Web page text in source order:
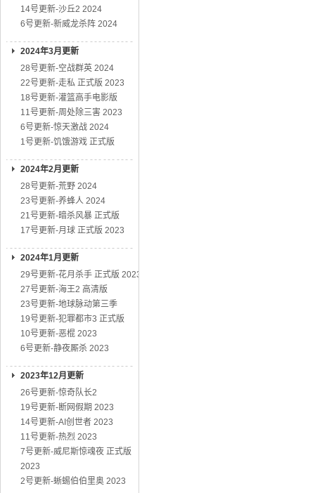
14号更新-沙丘2 2024
6号更新-新威龙杀阵 2024
2024年3月更新
28号更新-空战群英 2024
22号更新-走私 正式版 2023
18号更新-灌篮高手电影版
11号更新-周处除三害 2023
6号更新-惊天激战 2024
1号更新-饥饿游戏 正式版
2024年2月更新
28号更新-荒野 2024
23号更新-养蜂人 2024
21号更新-暗杀风暴 正式版
17号更新-月球 正式版 2023
2024年1月更新
29号更新-花月杀手 正式版 2023
27号更新-海王2 高清版
23号更新-地球脉动第三季
19号更新-犯罪都市3 正式版
10号更新-恶棍 2023
6号更新-静夜厮杀 2023
2023年12月更新
26号更新-惊奇队长2
19号更新-断网假期 2023
14号更新-AI创世者 2023
11号更新-热烈 2023
7号更新-威尼斯惊魂夜 正式版
2023
2号更新-蜥蜴伯伯里奥 2023